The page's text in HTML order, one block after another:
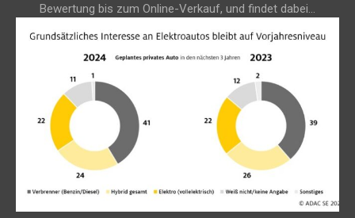
Bewertung bis zum Online-Verkauf, und findet dabei...